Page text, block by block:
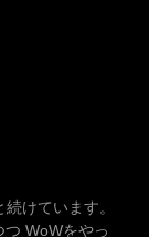
けています。
WoWをやっ